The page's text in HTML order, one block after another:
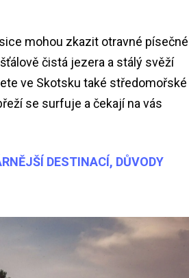
mohou zkazit otravné písečné
čistá jezera a stálý svěží
ve Skotsku také středomořské
se surfuje a čekají na vás
DESTINACÍ, DŮVODY